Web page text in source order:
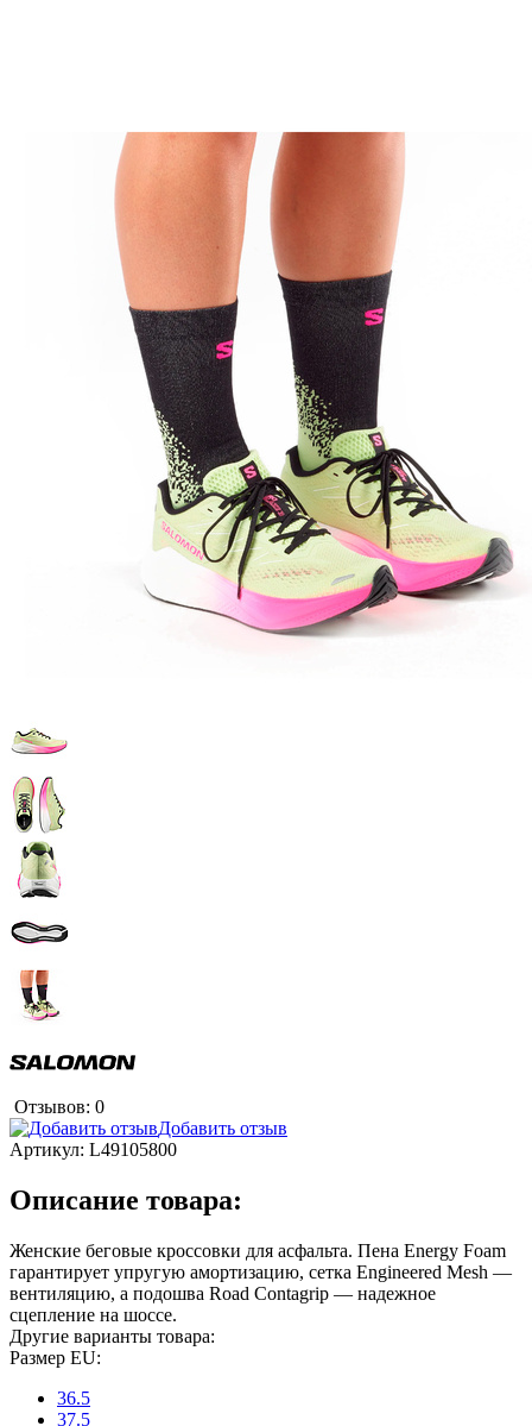
Отзывов: 0
Добавить отзыв
Артикул: L49105800
Описание товара:
Женские беговые кроссовки для асфальта. Пена Energy Foam
гарантирует упругую амортизацию, сетка Engineered Mesh —
вентиляцию, а подошва Road Contagrip — надежное
сцепление на шоссе.
Другие варианты товара:
Размер EU:
36.5
37.5